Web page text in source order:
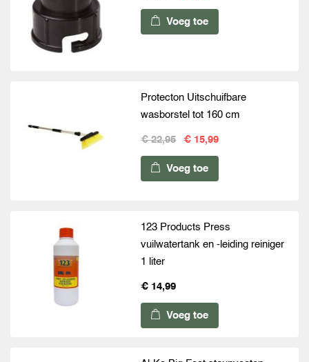
Voeg toe
Protecton Uitschuifbare
wasborstel tot 160 cm
€ 22,95 € 15,99
Voeg toe
123 Products Press
vuilwatertank en -leiding reiniger
1 liter
€ 14,99
Voeg toe